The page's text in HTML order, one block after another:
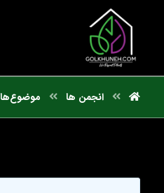
انجمن ها موضوع‌ها